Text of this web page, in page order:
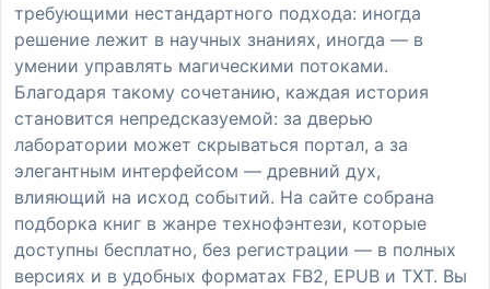
требующими нестандартного подхода: иногда
решение лежит в научных знаниях, иногда — в
умении управлять магическими потоками.
Благодаря такому сочетанию, каждая история
становится непредсказуемой: за дверью
лаборатории может скрываться портал, а за
элегантным интерфейсом — древний дух,
влияющий на исход событий. На сайте собрана
подборка книг в жанре технофэнтези, которые
доступны бесплатно, без регистрации — в полных
версиях и в удобных форматах FB2, EPUB и TXT. Вы